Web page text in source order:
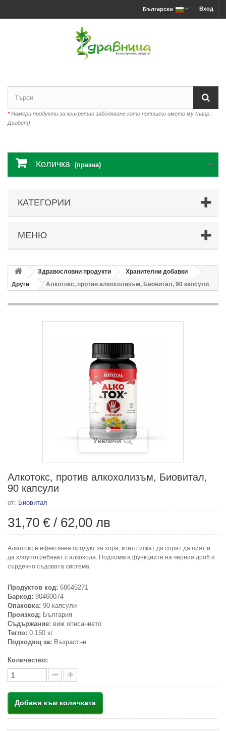
Вход
Български
*Намери продукти за конкретно заболяване като напишеш името му (напр.:
Диабет)
Количка (празна)
КАТЕГОРИИ
МЕНЮ
Здравословни продукти
Хранителни добавки
Други
Алкотокс, против алкохолизъм, Биовитал, 90 капсули
Увеличи
Алкотокс, против алкохолизъм, Биовитал,
90 капсули
от: Биовитал
31,70 € / 62,00 лв
Алкотокс е ефективен продукт за хора, които искат да спрат да пият и
да злоупотребяват с алкохола. Подпомага функциите на черния дроб и
сърдечно съдовата система.
Продуктов код: 68645271
Баркод: 90460074
Опаковка: 90 капсули
Произход: България
Съдържание: виж описанието
Тегло: 0.150 кг.
Подходящ за: Възрастни
Количество:
Добави към количката